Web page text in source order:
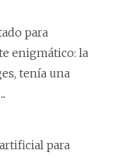
para
enigmático: la
tenía una
para